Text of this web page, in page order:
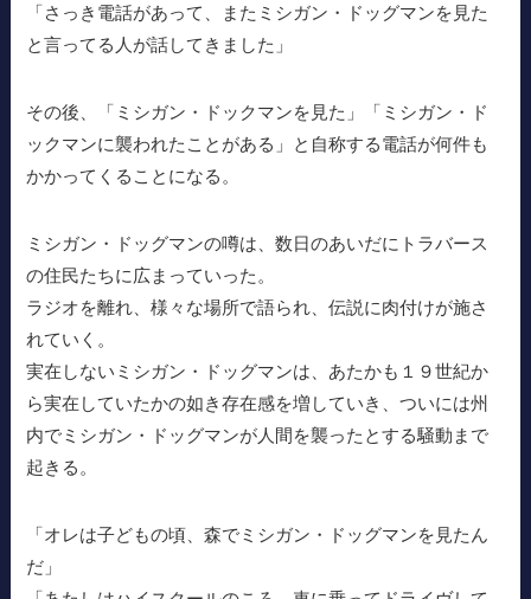
「さっき電話があって、またミシガン・ドッグマンを見た
と言ってる人が話してきました」
その後、「ミシガン・ドックマンを見た」「ミシガン・ド
ックマンに襲われたことがある」と自称する電話が何件も
かかってくることになる。
ミシガン・ドッグマンの噂は、数日のあいだにトラバース
の住民たちに広まっていった。
ラジオを離れ、様々な場所で語られ、伝説に肉付けが施さ
れていく。
実在しないミシガン・ドッグマンは、あたかも１９世紀か
ら実在していたかの如き存在感を増していき、ついには州
内でミシガン・ドッグマンが人間を襲ったとする騒動まで
起きる。
「オレは子どもの頃、森でミシガン・ドッグマンを見たん
だ」